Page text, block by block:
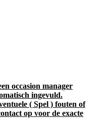
occasion manager
ingevuld.
( Spel ) fouten of
op voor de exacte